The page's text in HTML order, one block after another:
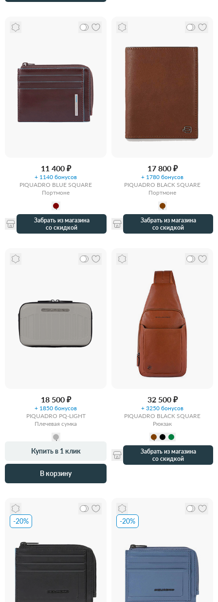
11 400 ₽
+ 1140 бонусов
PIQUADRO BLUE SQUARE
Портмоне
Забрать из магазина
со скидкой
17 800 ₽
+ 1780 бонусов
PIQUADRO BLACK SQUARE
Портмоне
Забрать из магазина
со скидкой
18 500 ₽
+ 1850 бонусов
PIQUADRO PQ-LIGHT
Плечевая сумка
Купить в 1 клик
В корзину
32 500 ₽
+ 3250 бонусов
PIQUADRO BLACK SQUARE
Рюкзак
Забрать из магазина
со скидкой
-20% -20%